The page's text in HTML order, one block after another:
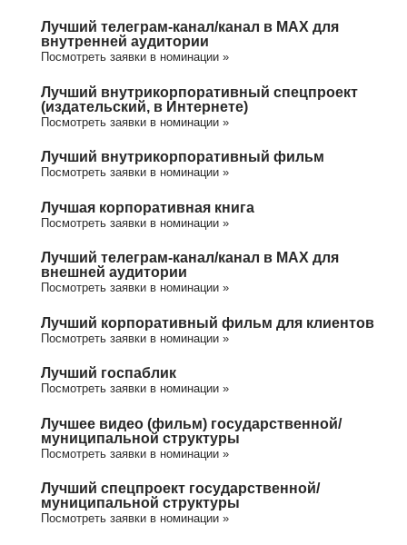
Лучший телеграм-канал/канал в МАХ для
внутренней аудитории
Посмотреть заявки в номинации »
Лучший внутрикорпоративный спецпроект
(издательский, в Интернете)
Посмотреть заявки в номинации »
Лучший внутрикорпоративный фильм
Посмотреть заявки в номинации »
Лучшая корпоративная книга
Посмотреть заявки в номинации »
Лучший телеграм-канал/канал в МАХ для
внешней аудитории
Посмотреть заявки в номинации »
Лучший корпоративный фильм для клиентов
Посмотреть заявки в номинации »
Лучший госпаблик
Посмотреть заявки в номинации »
Лучшее видео (фильм) государственной/
муниципальной структуры
Посмотреть заявки в номинации »
Лучший спецпроект государственной/
муниципальной структуры
Посмотреть заявки в номинации »